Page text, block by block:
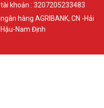
tài khoản : 3207205233483
ngân hàng AGRIBANK, CN -Hải
Hậu-Nam Định